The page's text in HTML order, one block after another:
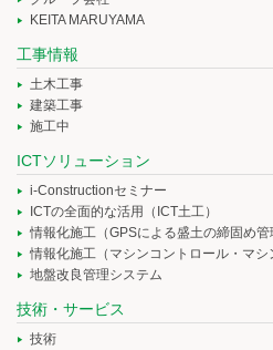
KEITA MARUYAMA
工事情報
土木工事
建築工事
施工中
ICTソリューション
i-Constructionセミナー
ICTの全面的な活用（ICT土工）
情報化施工（GPSによる盛土の締固め管
情報化施工（マシンコントロール・マシ
地盤改良管理システム
技術・サービス
技術